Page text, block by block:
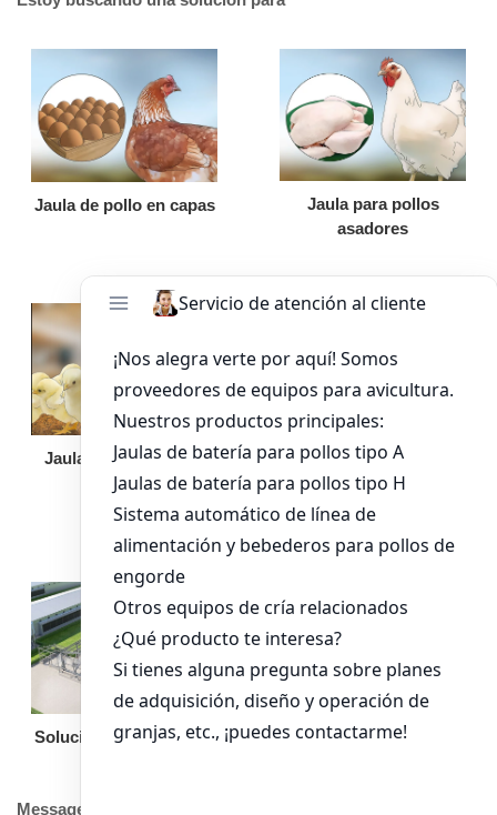
Jaula de pollo en capas
Jaula para pollos
asadores
Jaula de pollo pollita
Bandeja de
alimentación para
pollos de engorde
Solución llave en mano Otro equipo
Message